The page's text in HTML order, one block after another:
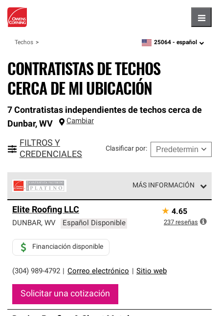
Techos zipcode,language
25064 - español
CONTRATISTAS DE TECHOS
CERCA DE MI UBICACIÓN
7 Contratistas independientes de techos cerca de
Dunbar, WV Cambiar
FILTROS Y
CREDENCIALES
Clasificar por:
MÁS INFORMACIÓN
Corning constituyen el nivel superior de nuestra red
exclusiva y cumplen con estándares estrictos de
Solo ellos pueden ofrecer nuestra mejor garantía de
sistemas de techos.
Elite Roofing LLC
DUNBAR, WV Español Disponible
(304) 989-4792 Correo electrónico Sitio web
Financiación disponible
Solicitar una cotización
★ 4.65
237 reseñas